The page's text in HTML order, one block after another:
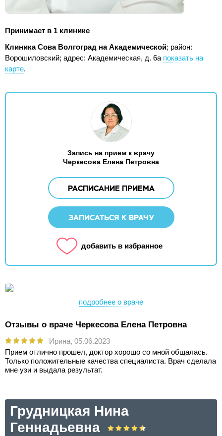
Принимает в 1 клинике
Клиника Сова Волгоград на Академической; район:
Ворошиловский; адрес: Академическая, д. 6а показать на
карте.
Запись на прием к врачу
Черкесова Елена Петровна
РАСПИСАНИЕ ПРИЕМА
ЗАПИСАТЬСЯ К ВРАЧУ
добавить в избранное
подробнее о враче
Отзывы о враче Черкесова Елена Петровна
Ирина, 05.06.2023
Прием отлично прошел, доктор хорошо со мной общалась.
Только положительные качества специалиста. Врач сделала
мне узи и выдала результат.
Грудницкая Нина
Геннадьевна